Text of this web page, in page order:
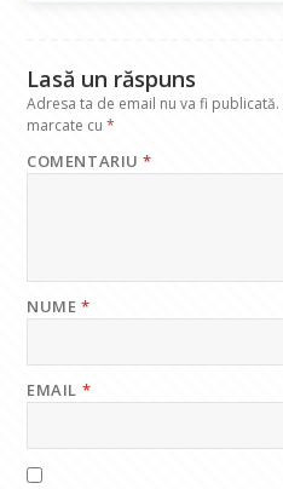
Lasă un răspuns
Adresa ta de email nu va fi publicată.
marcate cu*
COMENTARIU*
NUME*
EMAIL *